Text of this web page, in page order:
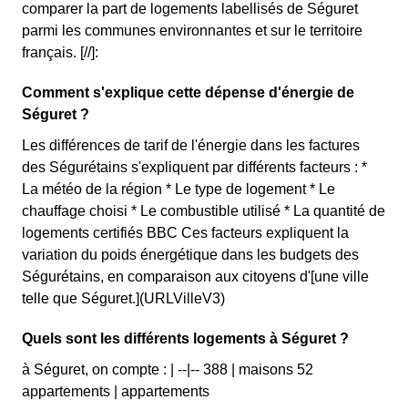
comparer la part de logements labellisés de Séguret
parmi les communes environnantes et sur le territoire
français. [//]:
Comment s'explique cette dépense d'énergie de
Séguret ?
Les différences de tarif de l'énergie dans les factures
des Ségurétains s'expliquent par différents facteurs : *
La météo de la région * Le type de logement * Le
chauffage choisi * Le combustible utilisé * La quantité de
logements certifiés BBC Ces facteurs expliquent la
variation du poids énergétique dans les budgets des
Ségurétains, en comparaison aux citoyens d'[une ville
telle que Séguret.](URLVilleV3)
Quels sont les différents logements à Séguret ?
à Séguret, on compte : | --|-- 388 | maisons 52
appartements | appartements